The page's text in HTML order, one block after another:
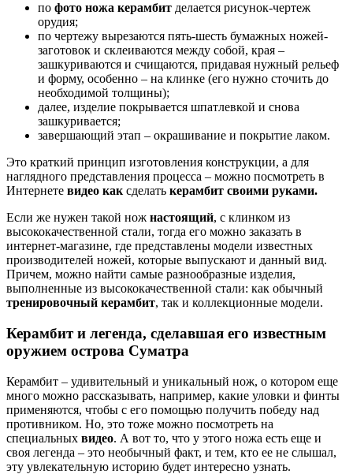
по фото ножа керамбит делается рисунок-чертеж
орудия;
по чертежу вырезаются пять-шесть бумажных ножей-
заготовок и склеиваются между собой, края –
зашкуриваются и счищаются, придавая нужный рельеф
и форму, особенно – на клинке (его нужно сточить до
необходимой толщины);
далее, изделие покрывается шпатлевкой и снова
зашкуривается;
завершающий этап – окрашивание и покрытие лаком.
Это краткий принцип изготовления конструкции, а для
наглядного представления процесса – можно посмотреть в
Интернете видео как сделать керамбит своими руками.
Если же нужен такой нож настоящий, с клинком из
высококачественной стали, тогда его можно заказать в
интернет-магазине, где представлены модели известных
производителей ножей, которые выпускают и данный вид.
Причем, можно найти самые разнообразные изделия,
выполненные из высококачественной стали: как обычный
тренировочный керамбит, так и коллекционные модели.
Керамбит и легенда, сделавшая его известным
оружием острова Суматра
Керамбит – удивительный и уникальный нож, о котором еще
много можно рассказывать, например, какие уловки и финты
применяются, чтобы с его помощью получить победу над
противником. Но, это тоже можно посмотреть на
специальных видео. А вот то, что у этого ножа есть еще и
своя легенда – это необычный факт, и тем, кто ее не слышал,
эту увлекательную историю будет интересно узнать.